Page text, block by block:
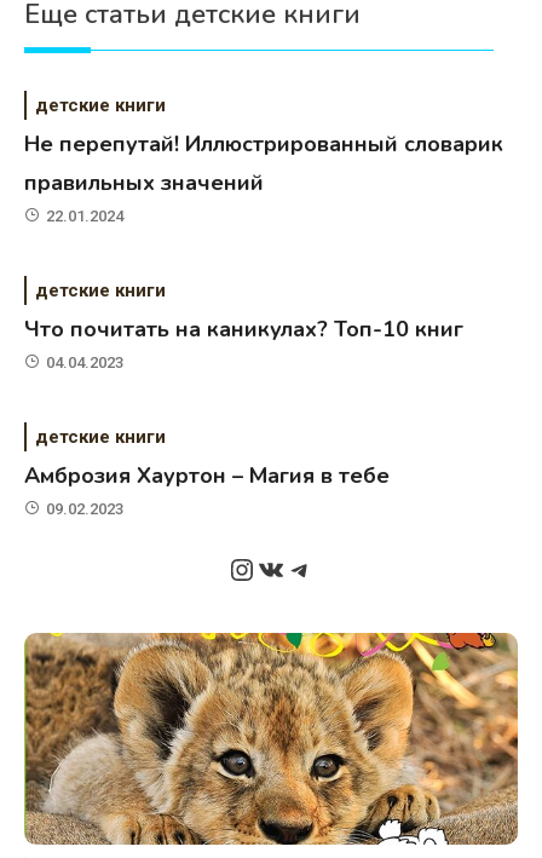
Еще статьи детские книги
детские книги
Не перепутай! Иллюстрированный словарик
правильных значений
22.01.2024
детские книги
Что почитать на каникулах? Топ-10 книг
04.04.2023
детские книги
Амброзия Хауртон – Магия в тебе
09.02.2023
Instagram
ВКонтакте
Telegram